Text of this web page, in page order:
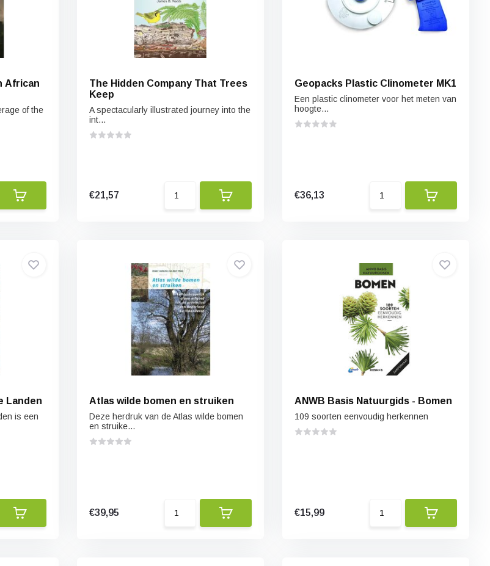
African
of the
The Hidden Company That Trees
Keep
A spectacularly illustrated journey into the
int...
€21,57
Geopacks Plastic Clinometer MK1
Een plastic clinometer voor het meten van
hoogte...
€36,13
Landen
is een
Atlas wilde bomen en struiken
Deze herdruk van de Atlas wilde bomen
en struike...
€39,95
ANWB Basis Natuurgids - Bomen
109 soorten eenvoudig herkennen
€15,99